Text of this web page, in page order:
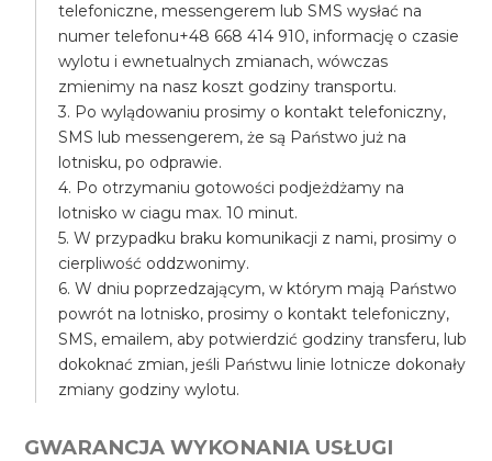
telefoniczne, messengerem lub SMS wysłać na
numer telefonu+48 668 414 910, informację o czasie
wylotu i ewnetualnych zmianach, wówczas
zmienimy na nasz koszt godziny transportu.
3. Po wylądowaniu prosimy o kontakt telefoniczny,
SMS lub messengerem, że są Państwo już na
lotnisku, po odprawie.
4. Po otrzymaniu gotowości podjeżdżamy na
lotnisko w ciagu max. 10 minut.
5. W przypadku braku komunikacji z nami, prosimy o
cierpliwość oddzwonimy.
6. W dniu poprzedzającym, w którym mają Państwo
powrót na lotnisko, prosimy o kontakt telefoniczny,
SMS, emailem, aby potwierdzić godziny transferu, lub
dokoknać zmian, jeśli Państwu linie lotnicze dokonały
zmiany godziny wylotu.
GWARANCJA WYKONANIA USŁUGI